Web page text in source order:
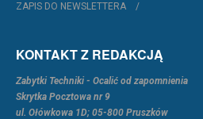
ZAPIS DO NEWSLETTERA
KONTAKT Z REDAKCJĄ
Zabytki Techniki - Ocalić od zapomnienia
Skrytka Pocztowa nr 9
ul. Ołówkowa 1D; 05-800 Pruszków